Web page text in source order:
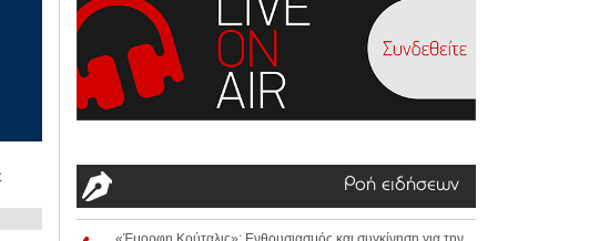
Ροή ειδήσεων